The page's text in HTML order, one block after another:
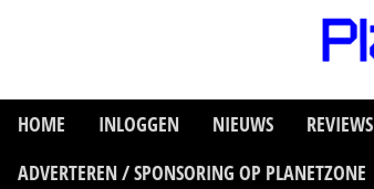
HOME INLOGGEN NIEUWS REVIEWS
ADVERTEREN / SPONSORING OP PLANETZONE